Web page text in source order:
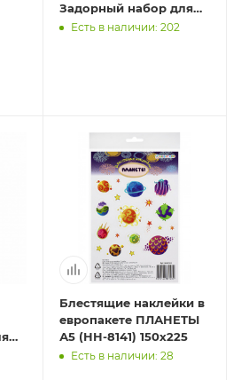
Задорный набор для
сада и школы. 27 штук.
Есть в наличии: 202
Блестящие наклейки в
европакете ПЛАНЕТЫ
А5 (НН-8141) 150х225
Есть в наличии: 28